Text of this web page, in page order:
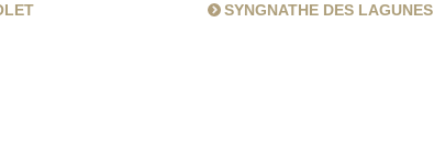
SYNGNATHE DES LAGUNES